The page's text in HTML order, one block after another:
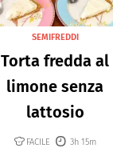
SEMIFREDDI
Torta fredda al
limone senza
lattosio
FACILE 3h 15m